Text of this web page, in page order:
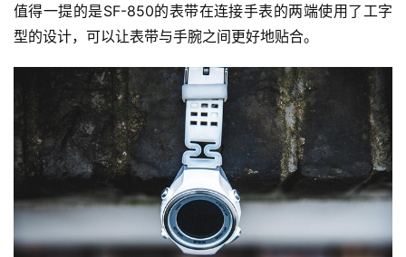
值得一提的是SF-850的表带在连接手表的两端使用了工字
型的设计，可以让表带与手腕之间更好地贴合。